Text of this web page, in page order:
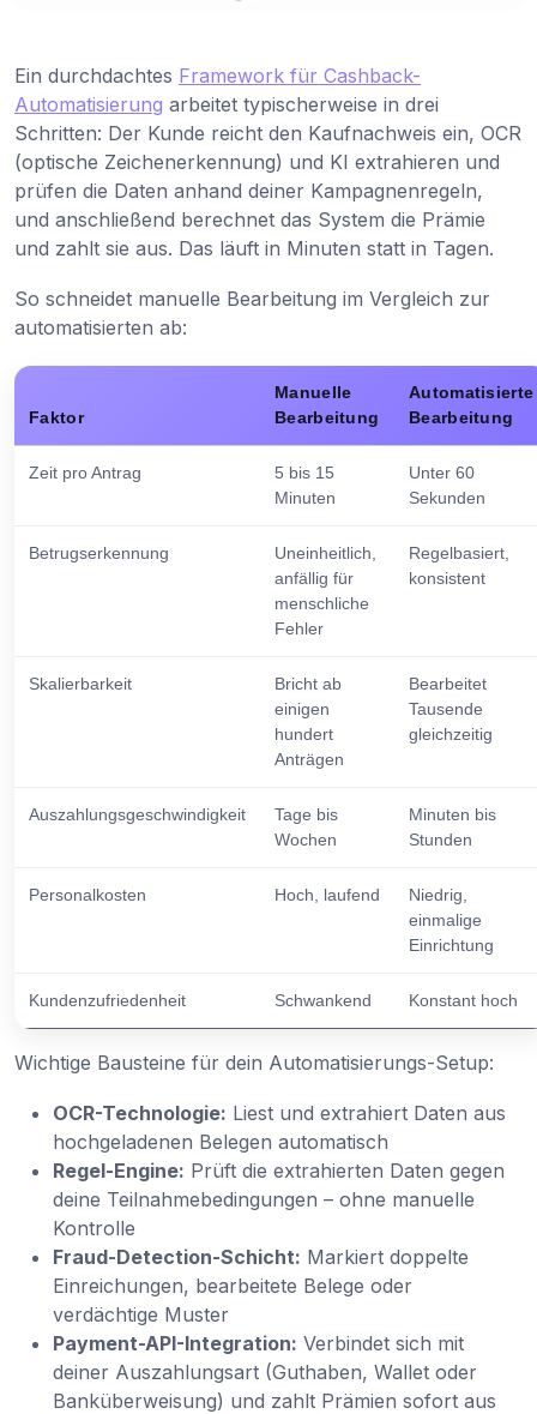
Ein durchdachtes Framework für Cashback-
Automatisierung arbeitet typischerweise in drei
Schritten: Der Kunde reicht den Kaufnachweis ein, OCR
(optische Zeichenerkennung) und KI extrahieren und
prüfen die Daten anhand deiner Kampagnenregeln,
und anschließend berechnet das System die Prämie
und zahlt sie aus. Das läuft in Minuten statt in Tagen.
So schneidet manuelle Bearbeitung im Vergleich zur
automatisierten ab:
Faktor
Manuelle
Bearbeitung
Automatisierte
Bearbeitung
Zeit pro Antrag
5 bis 15
Minuten
Unter 60
Sekunden
Betrugserkennung
Uneinheitlich,
anfällig für
menschliche
Fehler
Regelbasiert,
konsistent
Skalierbarkeit
Bricht ab
einigen
hundert
Anträgen
Bearbeitet
Tausende
gleichzeitig
Auszahlungsgeschwindigkeit
Tage bis
Wochen
Minuten bis
Stunden
Personalkosten Hoch, laufend
Niedrig,
einmalige
Einrichtung
Kundenzufriedenheit Schwankend Konstant hoch
Wichtige Bausteine für dein Automatisierungs-Setup:
OCR-Technologie: Liest und extrahiert Daten aus
hochgeladenen Belegen automatisch
Regel-Engine: Prüft die extrahierten Daten gegen
deine Teilnahmebedingungen – ohne manuelle
Kontrolle
Fraud-Detection-Schicht: Markiert doppelte
Einreichungen, bearbeitete Belege oder
verdächtige Muster
Payment-API-Integration: Verbindet sich mit
deiner Auszahlungsart (Guthaben, Wallet oder
Banküberweisung) und zahlt Prämien sofort aus